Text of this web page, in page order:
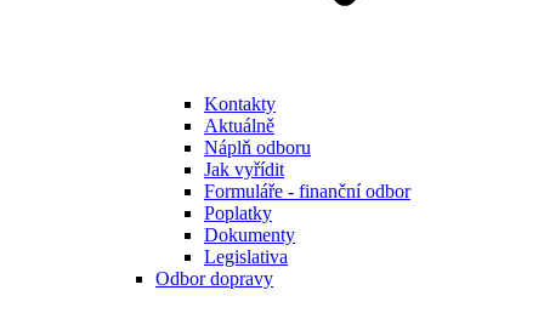
Kontakty
Aktuálně
Náplň odboru
Jak vyřídit
Formuláře - finanční odbor
Poplatky
Dokumenty
Legislativa
Odbor dopravy